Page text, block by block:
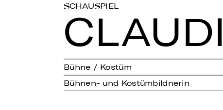
SCHAUSPIEL
Bühne / Kostüm
Bühnen- und Kostümbildnerin